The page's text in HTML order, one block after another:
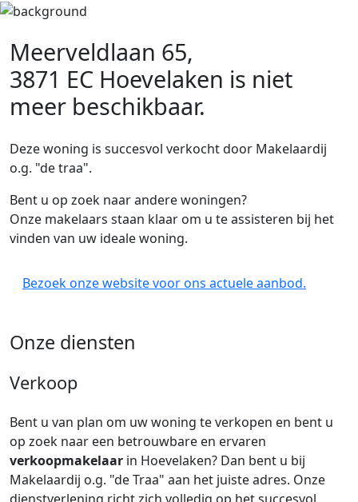
Meerveldlaan 65,
3871 EC Hoevelaken is niet
meer beschikbaar.
Deze woning is succesvol verkocht door Makelaardij
o.g. "de traa".
Bent u op zoek naar andere woningen?
Onze makelaars staan klaar om u te assisteren bij het
vinden van uw ideale woning.
Bezoek onze website voor ons actuele aanbod.
Onze diensten
Verkoop
Bent u van plan om uw woning te verkopen en bent u
op zoek naar een betrouwbare en ervaren
verkoopmakelaar in Hoevelaken? Dan bent u bij
Makelaardij o.g. "de Traa" aan het juiste adres. Onze